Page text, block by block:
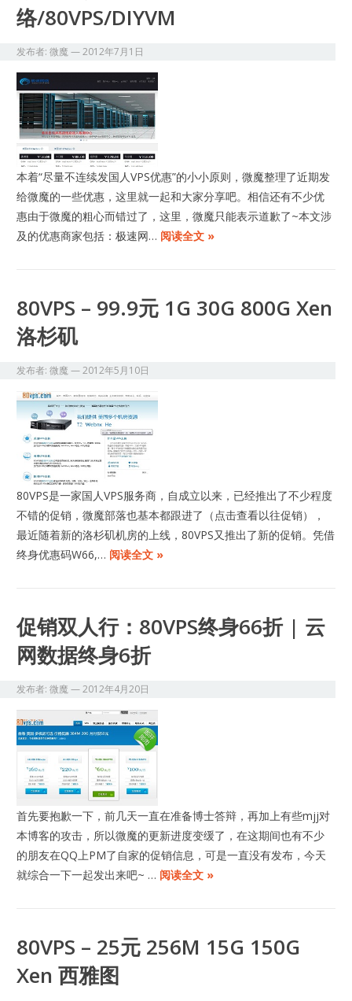
络/80VPS/DIYVM
发布者:微魔—2012年7月1日
本着“尽量不连续发国人VPS优惠”的小小原则，微魔整理了近期发
给微魔的一些优惠，这里就一起和大家分享吧。相信还有不少优
惠由于微魔的粗心而错过了，这里，微魔只能表示道歉了~本文涉
及的优惠商家包括：极速网… 阅读全文 »
80VPS – 99.9元 1G 30G 800G Xen
洛杉矶
发布者:微魔—2012年5月10日
80VPS是一家国人VPS服务商，自成立以来，已经推出了不少程度
不错的促销，微魔部落也基本都跟进了（点击查看以往促销），
最近随着新的洛杉矶机房的上线，80VPS又推出了新的促销。凭借
终身优惠码W66,… 阅读全文 »
促销双人行：80VPS终身66折 | 云
网数据终身6折
发布者:微魔—2012年4月20日
首先要抱歉一下，前几天一直在准备博士答辩，再加上有些mjj对
本博客的攻击，所以微魔的更新进度变缓了，在这期间也有不少
的朋友在QQ上PM了自家的促销信息，可是一直没有发布，今天
就综合一下一起发出来吧~ … 阅读全文 »
80VPS – 25元 256M 15G 150G
Xen 西雅图